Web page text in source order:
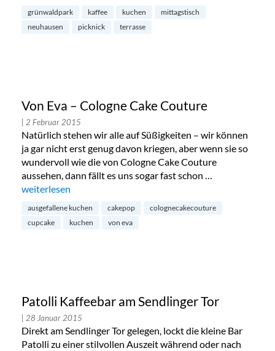
grünwaldpark kaffee kuchen
mittagstisch
neuhausen
picknick terrasse
Von Eva – Cologne Cake Couture
| 2 Februar 2015
Natürlich stehen wir alle auf Süßigkeiten – wir können
ja gar nicht erst genug davon kriegen, aber wenn sie so
wundervoll wie die von Cologne Cake Couture
aussehen, dann fällt es uns sogar fast schon …
„Von Eva – Cologne Cake Couture“
weiterlesen
ausgefallene kuchen cakepop
colognecakecouture
cupcake
kuchen von eva
Patolli Kaffeebar am Sendlinger Tor
| 28 Januar 2015
Direkt am Sendlinger Tor gelegen, lockt die kleine Bar
Patolli zu einer stilvollen Auszeit während oder nach